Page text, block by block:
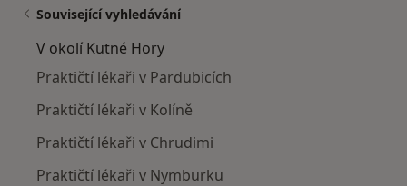
Související vyhledávání
V okolí Kutné Hory
Praktičtí lékaři v Pardubicích
Praktičtí lékaři v Kolíně
Praktičtí lékaři v Chrudimi
Praktičtí lékaři v Nymburku